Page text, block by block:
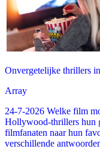
Onvergetelijke thrillers
Array
24-7-2026 Welke film
Hollywood-thrillers hun
filmfanaten naar hun
verschillende